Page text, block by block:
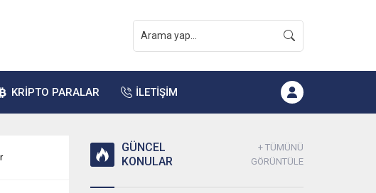
KRİPTO PARALAR İLETİŞİM
GÜNCEL
KONULAR
+ TÜMÜNÜ
GÖRÜNTÜLE